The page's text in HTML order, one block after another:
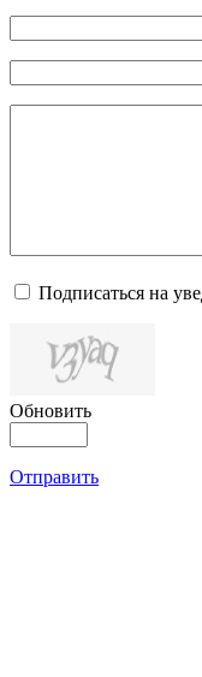
Подписаться на
Обновить
Отправить